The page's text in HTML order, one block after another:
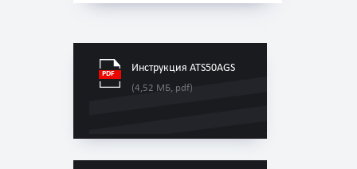
Инструкция ATS50АGS
(4,52 МБ, pdf)